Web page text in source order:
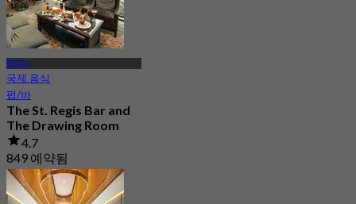
랏담리
국제 음식
펍/바
The St. Regis Bar and
The Drawing Room
4.7
849 예약됨
에서
฿ 1,190